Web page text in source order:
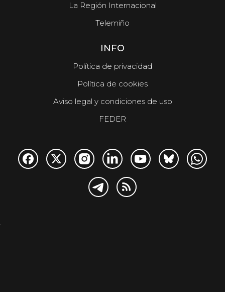
La Región Internacional
Telemiño
INFO
Política de privacidad
Política de cookies
Aviso legal y condiciones de uso
FEDER